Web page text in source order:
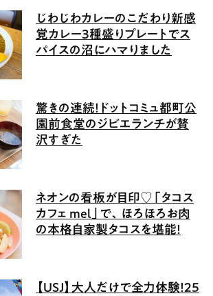
じわじわカレーのこだわり新感
覚カレー3種盛りプレートでス
パイスの沼にハマりました
驚きの連続！ドットコミュ都町公
園前食堂のジビエランチが贅
沢すぎた
ネオンの看板が目印♡「タコス
カフェ mel」で、ほろほろお肉
の本格自家製タコスを堪能！
【USJ】大人だけで全力体験！25